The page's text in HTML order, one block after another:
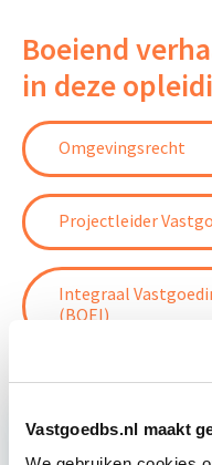
Vastgoedbs.nl maakt
Boeiend
in deze
Omgevingsrecht
Projectleider
Integraal
(BOEI)